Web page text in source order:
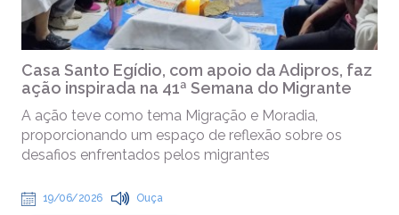
Casa Santo Egídio, com apoio da Adipros, faz
ação inspirada na 41ª Semana do Migrante
A ação teve como tema Migração e Moradia,
proporcionando um espaço de reflexão sobre os
desafios enfrentados pelos migrantes
19/06/2026 Ouça